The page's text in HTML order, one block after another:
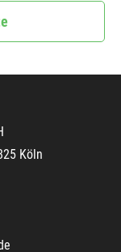
Köln